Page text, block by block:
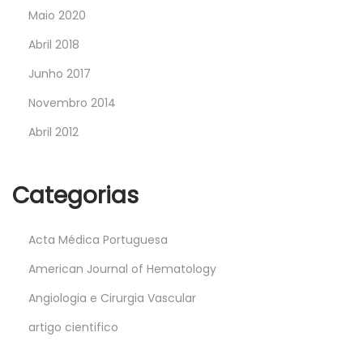
Maio 2020
Abril 2018
Junho 2017
Novembro 2014
Abril 2012
Categorias
Acta Médica Portuguesa
American Journal of Hematology
Angiologia e Cirurgia Vascular
artigo cientifico